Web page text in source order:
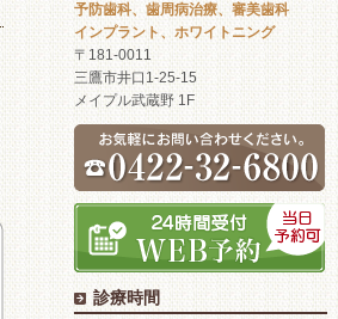
予防歯科、歯周病治療、審美歯科
インプラント、ホワイトニング
〒181-0011
三鷹市井口1-25-15
メイプル武蔵野 1F
診療時間